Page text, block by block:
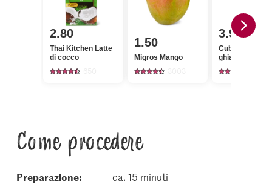
2.80
Thai Kitchen Latte
di cocco
1.50
Migros Mango
3.90
Cubers Cubetti di
ghiaccio
Come procedere
Preparazione:
ca. 15 minuti